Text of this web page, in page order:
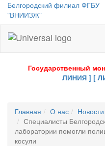
Белгородский филиал ФГБУ
"ВНИИЗЖ"
-
Государственный
ЛИНИЯ ] [
Главная О нас Новости
Специалисты
лаборатории помогли
косули